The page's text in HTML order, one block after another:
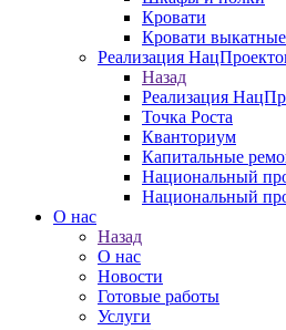
Кровати
Кровати
Реализация
Назад
Реализация
Точка Роста
Кванториум
Капитальные
Национальный
Национальный
О нас
Назад
О нас
Новости
Готовые работы
Услуги